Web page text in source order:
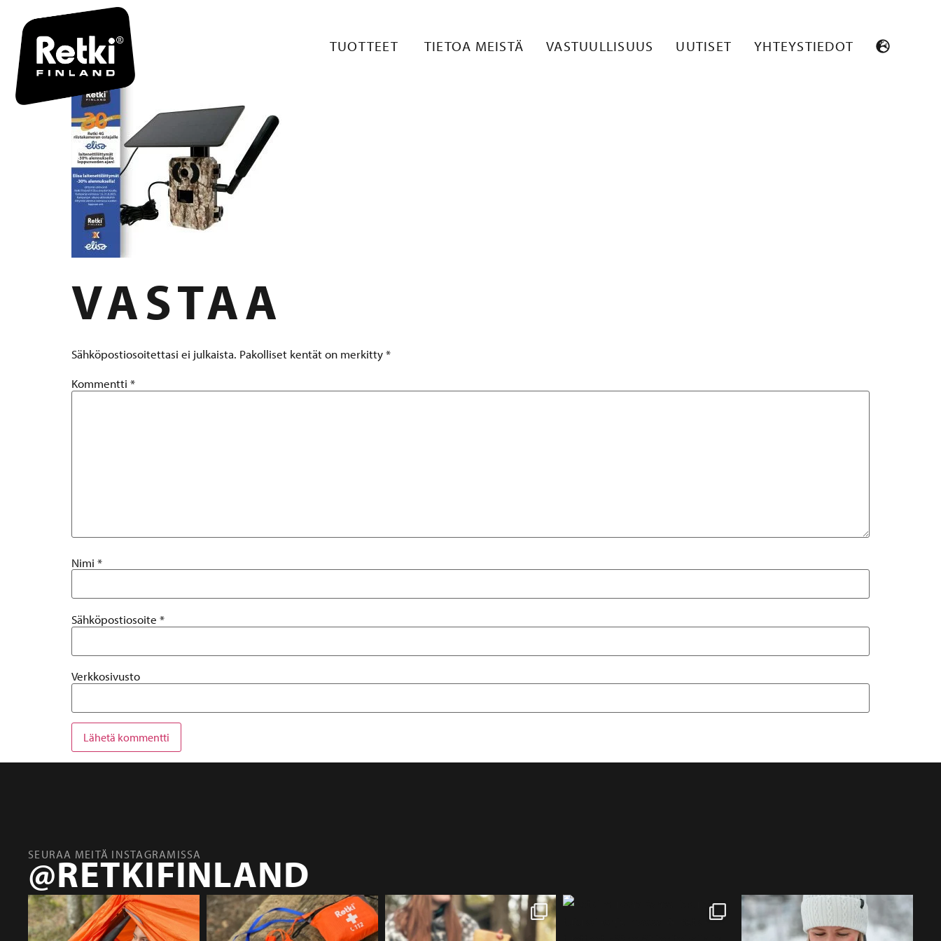
TUOTTEET TIETOA MEISTÄ VASTUULLISUUS UUTISET YHTEYSTIEDOT
R7068-TUOTE-3
VASTAA
Sähköpostiosoitettasi ei julkaista. Pakolliset kentät on merkitty*
Kommentti *
Nimi *
Sähköpostiosoite *
Verkkosivusto
SEURAA MEITÄ INSTAGRAMISSA
@RETKIFINLAND